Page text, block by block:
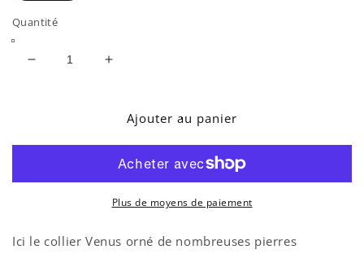
Quantité
Réduire
MULTIPLES
Augmenter
PIERRES
MULTIPLES
Ajouter au panier
Plus de moyens de paiement
Ici le collier Venus orné de nombreuses pierres